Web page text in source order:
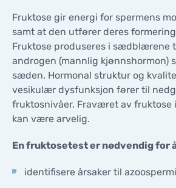
Fruktose gir energi for spermens
samt at den utfører deres
Fruktose produseres i sædblærene
androgen (mannlig kjønnshormon)
sæden. Hormonal struktur og
vesikulær dysfunksjon fører til
fruktosnivåer. Fraværet av fruktose
kan være arvelig.
En fruktosetest er nødvendig for
identifisere årsaker til